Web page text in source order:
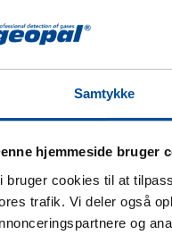
Samtykke
hjemmeside bruger
bruger cookies til at
trafik. Vi deler også
og
kontortid* kontaktes
15:00).